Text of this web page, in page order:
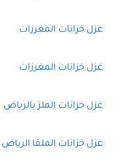
عزل خزانات المغرزات
عزل خزانات المغرزات
عزل خزانات الملز بالرياض
عزل خزانات الملقا الرياض